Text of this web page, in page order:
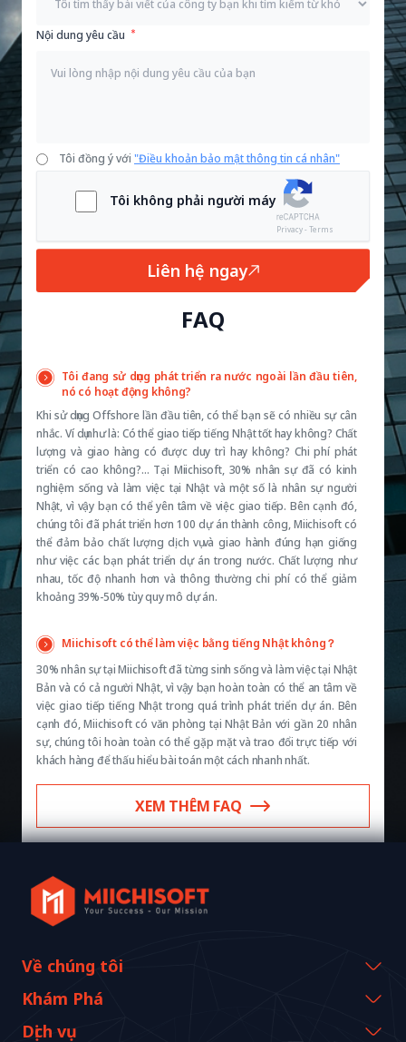
Nội dung yêu cầu
Tôi đồng ý với "Điều khoản bảo mật thông tin cá nhân"
Tôi không phải người máy
Privacy - Terms
Liên hệ ngay
FAQ
Tôi đang sử dụng phát triển ra nước ngoài lần đầu tiên,
nó có hoạt động không?
Khi sử dụng Offshore lần đầu tiên, có thể bạn sẽ có nhiều sự cân
nhắc. Ví dụ như là: Có thể giao tiếp tiếng Nhật tốt hay không? Chất
lượng và giao hàng có được duy trì hay không? Chi phí phát
triển có cao không?… Tại Miichisoft, 30% nhân sự đã có kinh
nghiệm sống và làm việc tại Nhật và một số là nhân sự người
Nhật, vì vậy bạn có thể yên tâm về việc giao tiếp. Bên cạnh đó,
chúng tôi đã phát triển hơn 100 dự án thành công, Miichisoft có
thể đảm bảo chất lượng dịch vụ và giao hành đúng hạn giống
như việc các bạn phát triển dự án trong nước. Chất lượng như
nhau, tốc độ nhanh hơn và thông thường chi phí có thể giảm
khoảng 39%-50% tùy quy mô dự án.
Miichisoft có thể làm việc bằng tiếng Nhật không？
30% nhân sự tại Miichisoft đã từng sinh sống và làm việc tại Nhật
Bản và có cả người Nhật, vì vậy bạn hoàn toàn có thể an tâm về
việc giao tiếp tiếng Nhật trong quá trình phát triển dự án. Bên
cạnh đó, Miichisoft có văn phòng tại Nhật Bản với gần 20 nhân
sự, chúng tôi hoàn toàn có thể gặp mặt và trao đổi trực tiếp với
khách hàng để thấu hiểu bài toán một cách nhanh nhất.
XEM THÊM FAQ
Về chúng tôi
Thông tin công ty
Thông điệp từ CEO
Khám Phá
Sự kiện & Webinars
Dịch vụ